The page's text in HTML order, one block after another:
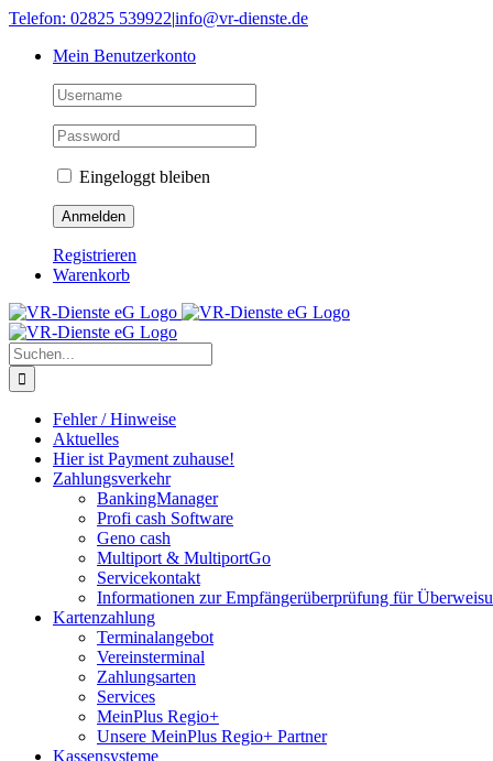
Skip
content
Telefon: 02825 539922|info@vr-dienste.de
Mein Benutzerkonto
Eingeloggt bleiben
Registrieren
Warenkorb
Suche
nach:
Fehler / Hinweise
Aktuelles
Hier ist Payment zuhause!
Zahlungsverkehr
BankingManager
Profi cash Software
Geno cash
Multiport & MultiportGo
Servicekontakt
Informationen zur Empfängerüberprüfung für
Kartenzahlung
Terminalangebot
Vereinsterminal
Zahlungsarten
Services
MeinPlus Regio+
Unsere MeinPlus Regio+ Partner
Kassensysteme